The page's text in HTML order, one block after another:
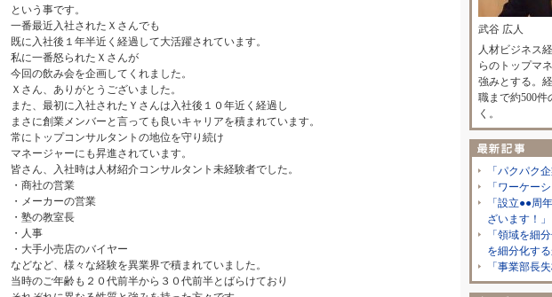
という事です。
一番最近入社されたＸさんでも
既に入社後１年半近く経過して大活躍されています。
私に一番怒られたＸさんが
今回の飲み会を企画してくれました。
Ｘさん、ありがとうございました。
また、最初に入社されたＹさんは入社後１０年近く経過し
まさに創業メンバーと言っても良いキャリアを積まれています。
常にトップコンサルタントの地位を守り続け
マネージャーにも昇進されています。
皆さん、入社時は人材紹介コンサルタント未経験者でした。
・商社の営業
・メーカーの営業
・塾の教室長
・人事
・大手小売店のバイヤー
などなど、様々な経験を異業界で積まれていました。
当時のご年齢も２０代前半から３０代前半とばらけており
武谷 広人
人材ビジネス
らのトップマ
強みとする。
職まで約500件
く。
「パクパク
「ワーケー
「設立●●周
ざいます！」
「領域を細
を細分化する
「事業部長失